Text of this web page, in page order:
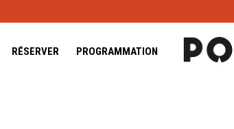
RÉSERVER PROGRAMMATION